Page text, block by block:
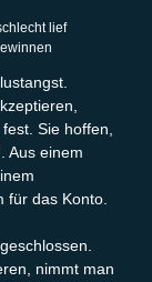
lief
Sie hoffen,
Aus einem
für das Konto.
nimmt man